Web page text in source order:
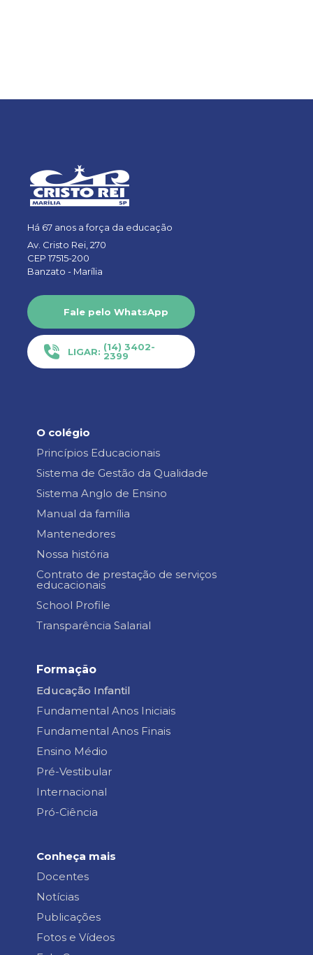
Há 67 anos a força da educação
Av. Cristo Rei, 270
CEP 17515-200
Banzato - Marília
Fale pelo WhatsApp
LIGAR: (14) 3402-
2399
O colégio
Princípios Educacionais
Sistema de Gestão da Qualidade
Sistema Anglo de Ensino
Manual da família
Mantenedores
Nossa história
Contrato de prestação de serviços
educacionais
School Profile
Transparência Salarial
Formação
Educação Infantil
Fundamental Anos Iniciais
Fundamental Anos Finais
Ensino Médio
Pré-Vestibular
Internacional
Pró-Ciência
Conheça mais
Docentes
Notícias
Publicações
Fotos e Vídeos